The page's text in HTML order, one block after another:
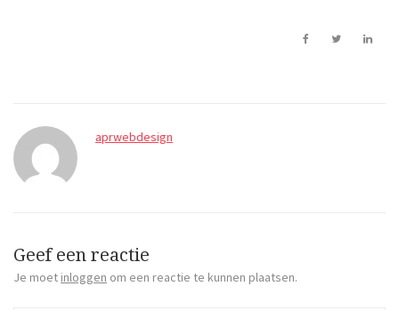
aprwebdesign
Geef een reactie
Je moet inloggen om een reactie te kunnen plaatsen.